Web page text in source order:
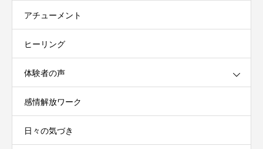
アチューメント
ヒーリング
体験者の声
感情解放ワーク
日々の気づき